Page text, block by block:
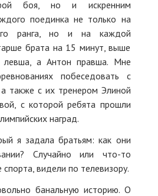
боя, но и искренним
поединка не только на
ранга, но и на каждой
брата на 15 минут, выше
а Антон правша. Мне
побеседовать с
также с их тренером Элиной
с которой ребята прошли
наград.
я задала братьям: как они
Случайно или что-то
видели по телевизору.
банальную историю. О